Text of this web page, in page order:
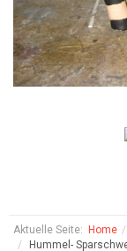
Aktuelle Seite: Home
Hummel-